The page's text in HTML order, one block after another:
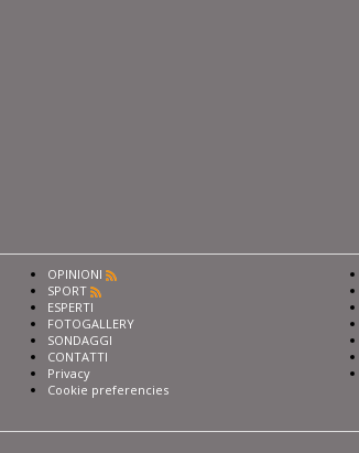
OPINIONI
SPORT
ESPERTI
FOTOGALLERY
SONDAGGI
CONTATTI
Privacy
Cookie preferencies